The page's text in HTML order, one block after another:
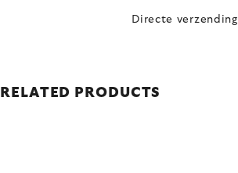
Directe verzending
RELATED PRODUCTS